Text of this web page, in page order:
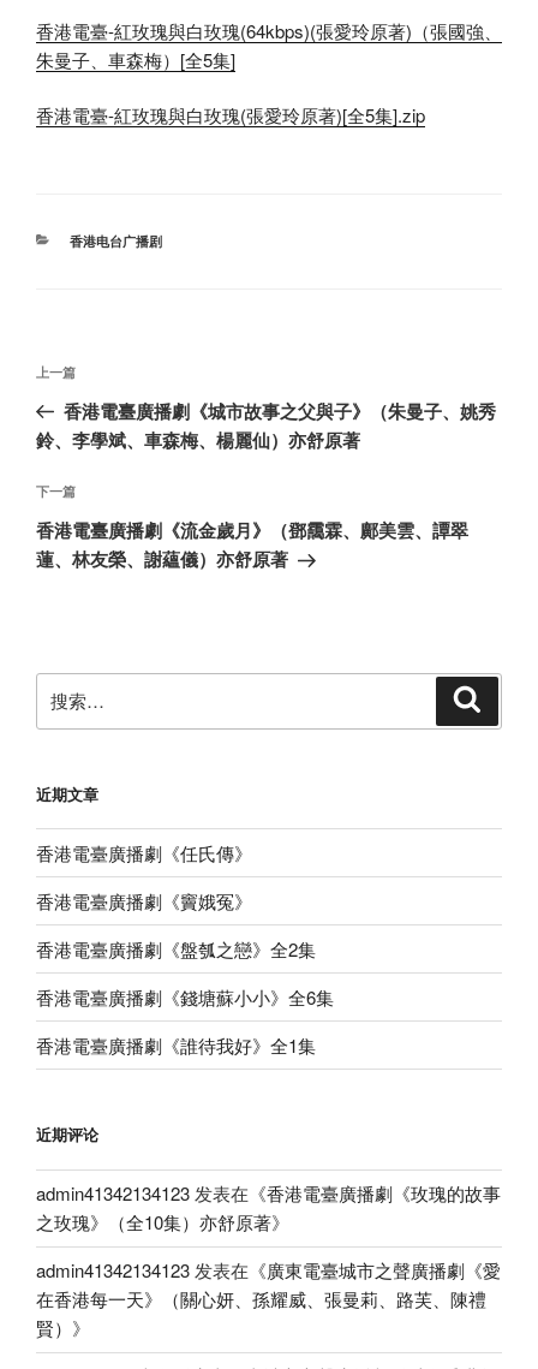
香港電臺-紅玫瑰與白玫瑰(64kbps)(張愛玲原著)（張國強、
朱曼子、車森梅）[全5集]
香港電臺-紅玫瑰與白玫瑰(張愛玲原著)[全5集].zip
分
香港电台广播剧
文
导
航
上
一
篇
章
上一篇
香港電臺廣播劇《城市故事之父與子》（朱曼子、姚秀
鈴、李學斌、車森梅、楊麗仙）亦舒原著
下
一
篇
下一篇
香港電臺廣播劇《流金歲月》（鄧靄霖、鄺美雲、譚翠
蓮、林友榮、謝蘊儀）亦舒原著
索：
近期文章
香港電臺廣播劇《任氏傳》
香港電臺廣播劇《竇娥冤》
香港電臺廣播劇《盤瓠之戀》全2集
香港電臺廣播劇《錢塘蘇小小》全6集
香港電臺廣播劇《誰待我好》全1集
近期评论
admin41342134123发表在《香港電臺廣播劇《玫瑰的故事
之玫瑰》（全10集）亦舒原著》
admin41342134123发表在《廣東電臺城市之聲廣播劇《愛
在香港每一天》（關心妍、孫耀威、張曼莉、路芙、陳禮
賢） 》